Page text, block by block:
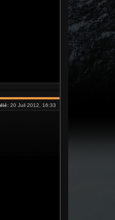
20 Juil 2012, 16:33